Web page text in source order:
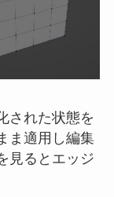
された状態を
ま適用し編集
見るとエッジ